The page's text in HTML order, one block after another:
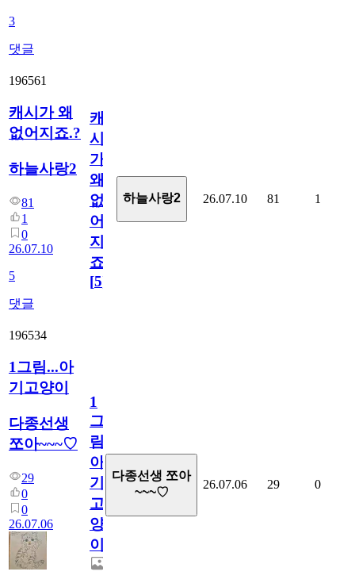
3
댓글
196561
캐시가 왜
없어지죠.?
하늘사랑2
81
1
0
26.07.10
5
댓글
캐
시
가
왜
없
어
지
죠.?
[5]
하늘사랑2 26.07.10 81 1
196534
1그림...아
기고양이
다종선생
쪼아~~~♡
29
0
0
26.07.06
1
그
림...
아
기
고
양
이
다종선생 쪼아
~~~♡
26.07.06 29 0